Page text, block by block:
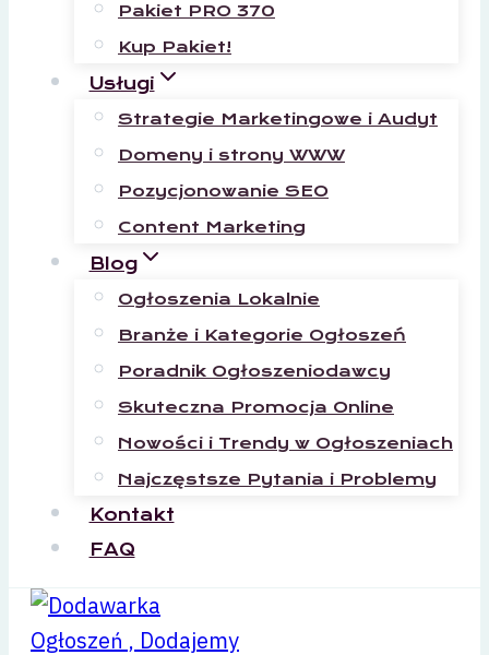
Pakiet PRO 370
Kup Pakiet!
Usługi
Strategie Marketingowe i Audyt
Domeny i strony WWW
Pozycjonowanie SEO
Content Marketing
Blog
Ogłoszenia Lokalnie
Branże i Kategorie Ogłoszeń
Poradnik Ogłoszeniodawcy
Skuteczna Promocja Online
Nowości i Trendy w Ogłoszeniach
Najczęstsze Pytania i Problemy
Kontakt
FAQ